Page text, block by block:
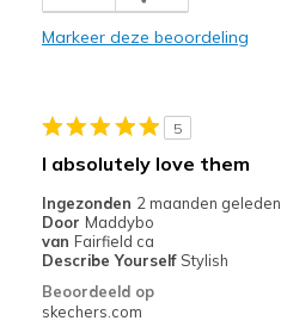
Markeer deze beoordeling
5
I absolutely love them
Ingezonden 2 maanden geleden
Door Maddybo
van Fairfield ca
Describe Yourself Stylish
Beoordeeld op
skechers.com